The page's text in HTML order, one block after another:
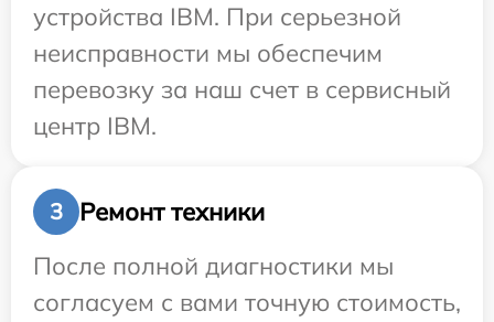
устройства IBM. При серьезной
неисправности мы обеспечим
перевозку за наш счет в сервисный
центр IBM.
3
Ремонт техники
После полной диагностики мы
согласуем с вами точную стоимость,